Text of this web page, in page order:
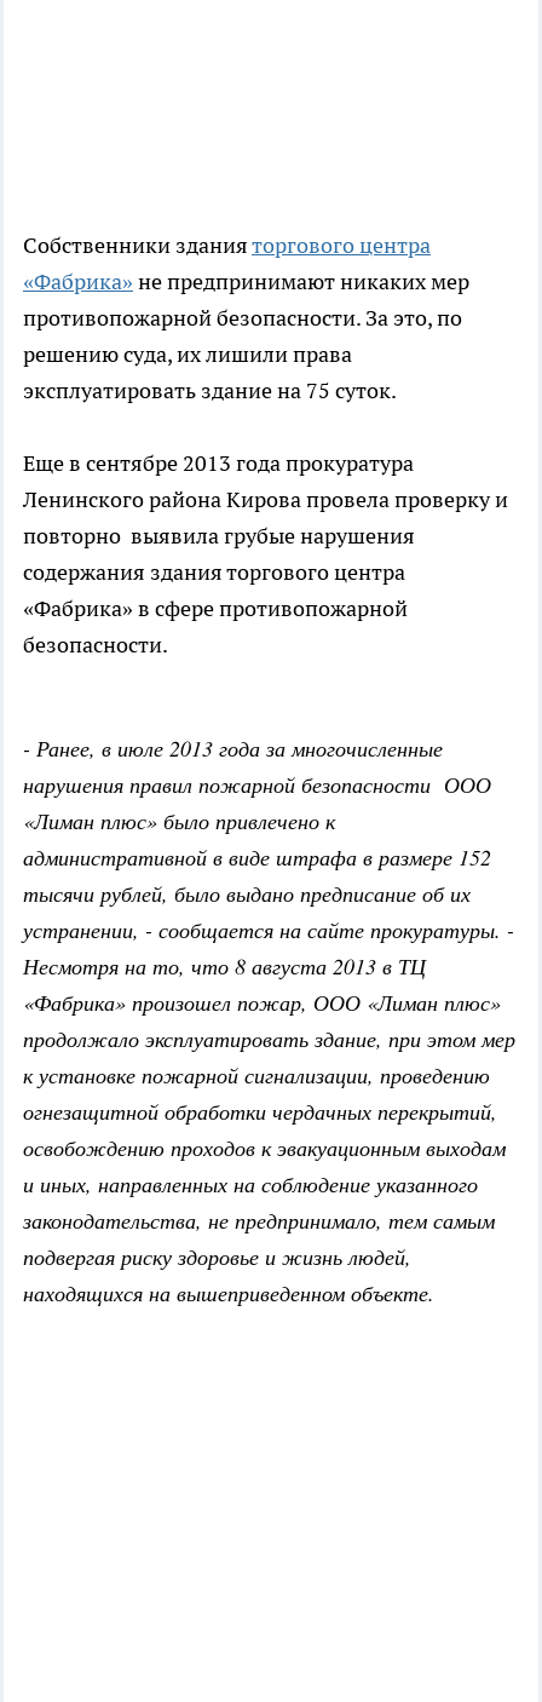
Собственники зданияторгового центра
«Фабрика» не предпринимают никаких мер
противопожарной безопасности. За это, по
решению суда, их лишили права
эксплуатировать здание на 75 суток.
Еще в сентябре 2013 года прокуратура
Ленинского района Кирова провела проверку и
повторно выявила грубые нарушения
содержания здания торгового центра
«Фабрика» в сфере противопожарной
безопасности.
- Ранее, в июле 2013 года за многочисленные
нарушения правил пожарной безопасности ООО
«Лиман плюс» было привлечено к
административной в виде штрафа в размере 152
тысячи рублей, было выдано предписание об их
устранении, - сообщается на сайте прокуратуры. -
Несмотря на то, что 8 августа 2013 в ТЦ
«Фабрика» произошел пожар, ООО «Лиман плюс»
продолжало эксплуатировать здание, при этом мер
к установке пожарной сигнализации, проведению
огнезащитной обработки чердачных перекрытий,
освобождению проходов к эвакуационным выходам
и иных, направленных на соблюдение указанного
законодательства, не предпринимало, тем самым
подвергая риску здоровье и жизнь людей,
находящихся на вышеприведенном объекте.